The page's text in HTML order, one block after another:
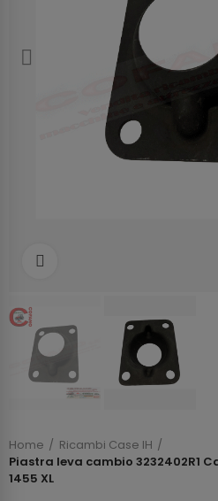
Home
Ricambi Case IH
Piastra leva cambio 3232402R1
1455 XL